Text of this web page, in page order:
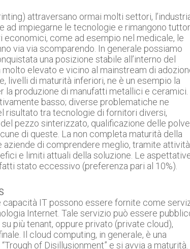
attraversano ormai molti settori,
ad impiegarne le tecnologie e rimangono
come ad esempio nel medicale, le
via via scomparendo. In generale possiamo
una posizione stabile all’interno del
elevato e vicino al mainstream di
livelli di maturità inferiori, ne è un esempio la
produzione di manufatti metallici e ceramici.
basso; diverse problematiche ne
risultato tra tecnologie di fornitori diversi,
pezzo sinterizzato, qualificazione delle
di queste. La non completa maturità della
di comprendere meglio, tramite
e limiti attuali della soluzione. Le
stato eccessivo (preferenza pari al 10%).
IT possono essere fornite come
Internet. Tale servizio può essere
più tenant, oppure privato (private cloud),
Il cloud computing, in generale, è una
of Disillusionment” e si avvia a maturità.